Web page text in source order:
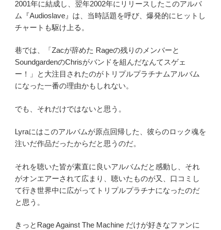
2001年に結成し、翌年2002年にリリースしたこのアルバ
ム『Audioslave』は、当時話題を呼び、爆発的にヒットし
チャートも駆け上る。
巷では、「Zacが辞めた Rageの残りのメンバーと
SoundgardenのChrisがバンドを組んだなんてスゲェ
ー！」と大注目されたのがトリプルプラチナムアルバム
になった一番の理由かもしれない。
でも、それだけではないと思う。
Lyraにはこのアルバムが原点回帰した、彼らのロック魂を
注いだ作品だったからだと思うのだ。
それを聴いた皆が素直に良いアルバムだと感動し、それ
がオンエアーされて広まり、聴いたものが又、口コミし
て行き世界中に広がってトリプルプラチナになったのだ
と思う。
きっとRage Against The Machine だけが好きなファンに